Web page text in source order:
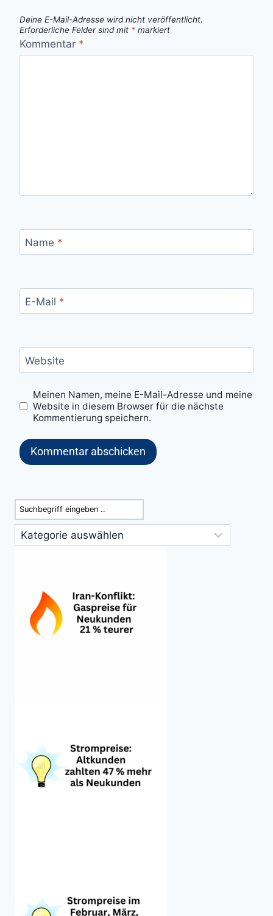
Deine E-Mail-Adresse wird nicht veröffentlicht.
Erforderliche Felder sind mit * markiert
Kommentar *
Name *
E-Mail *
Website
Meinen Namen, meine E-Mail-Adresse und meine
Website in diesem Browser für die nächste
Kommentierung speichern.
Suchen
Kategorien